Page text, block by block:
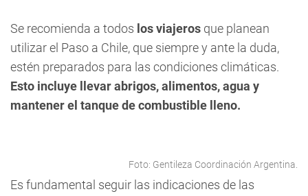
Se recomienda a todos los viajeros que planean
utilizar el Paso a Chile, que siempre y ante la duda,
estén preparados para las condiciones climáticas.
Esto incluye llevar abrigos, alimentos, agua y
mantener el tanque de combustible lleno.
Foto: Gentileza Coordinación Argentina.
Es fundamental seguir las indicaciones de las